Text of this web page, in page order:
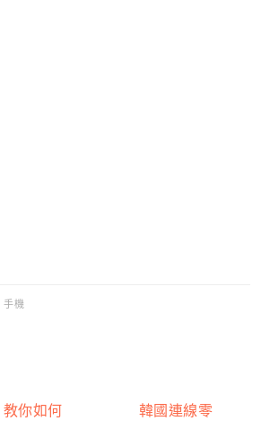
手機
教你如何
Next
韓國連線零